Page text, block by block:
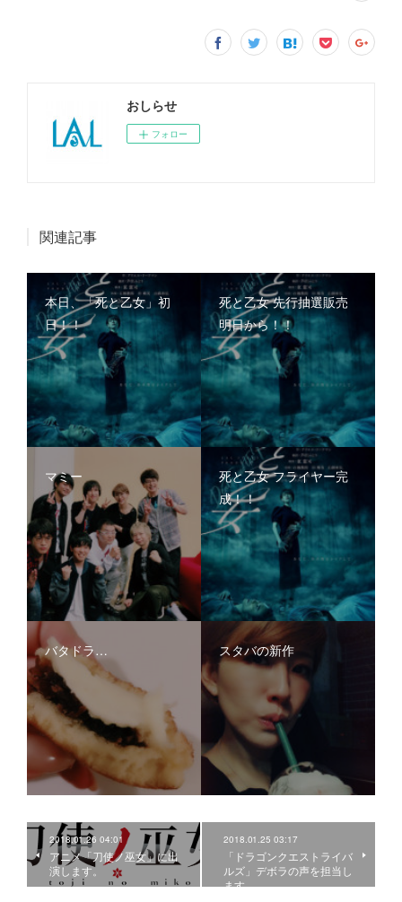
おしらせ
フォロー
関連記事
本日、「死と乙女」初
日！！
死と乙女 先行抽選販売
明日から！！
マミー
死と乙女 フライヤー完
成！！
バタドラ… スタバの新作
2018.01.26 04:01
アニメ「刀使ノ巫女」に出
演します。
2018.01.25 03:17
「ドラゴンクエストライバ
ルズ」デボラの声を担当し
ます。